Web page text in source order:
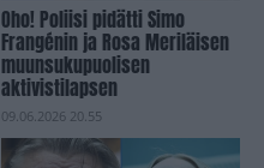
Oho! Poliisi pidätti Simo
Frangénin ja Rosa Meriläisen
muunsukupuolisen
aktivistilapsen
09.06.2026 20.55